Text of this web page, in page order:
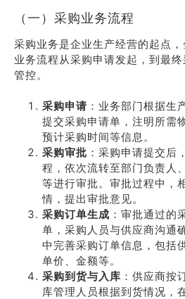
（一）采购业务流程
采购业务是企业生产经营的起点
业务流程从采购申请发起，到最
管控。
采购申请 ：业务部门根据生
提交采购申请单，注明所需
预计采购时间等信息。
采购审批 ：采购申请提交后
程，依次流转至部门负责人
等进行审批。审批过程中，
情，提出审批意见。
采购订单生成 ：审批通过的
单，采购人员与供应商沟通
中完善采购订单信息，包括
单价、金额等。
采购到货与入库 ：供应商按
库管理人员根据到货情况，